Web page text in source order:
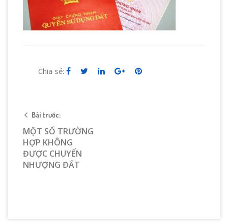
Chia sẻ:
Bài trước:
MỘT SỐ TRƯỜNG
HỢP KHÔNG
ĐƯỢC CHUYỂN
NHƯỢNG ĐẤT